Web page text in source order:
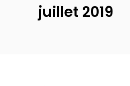
juillet 2019